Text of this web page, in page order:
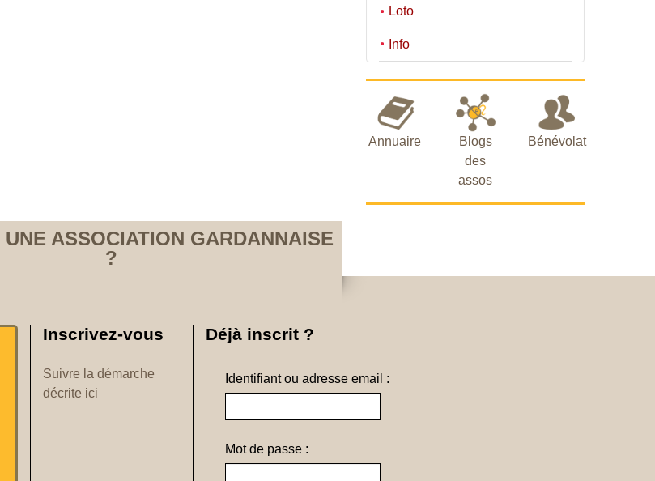
Loto
Info
Annuaire
Blogs
des
assos
Bénévolat
ASSOCIATION GARDANNAISE
?
Inscrivez-vous
Suivre la démarche
décrite ici
Déjà inscrit ?
Identifiant ou adresse email :
Mot de passe :